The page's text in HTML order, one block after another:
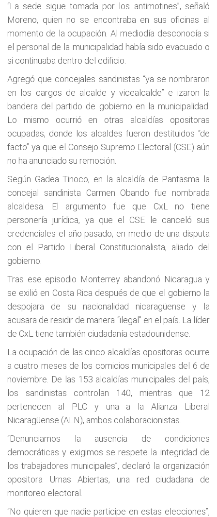
“La sede sigue tomada por los antimotines”, señaló
Moreno, quien no se encontraba en sus oficinas al
momento de la ocupación. Al mediodía desconocía si
el personal de la municipalidad había sido evacuado o
si continuaba dentro del edificio.
Agregó que concejales sandinistas “ya se nombraron
en los cargos de alcalde y vicealcalde” e izaron la
bandera del partido de gobierno en la municipalidad.
Lo mismo ocurrió en otras alcaldías opositoras
ocupadas, donde los alcaldes fueron destituidos “de
facto” ya que el Consejo Supremo Electoral (CSE) aún
no ha anunciado su remoción.
Según Gadea Tinoco, en la alcaldía de Pantasma la
concejal sandinista Carmen Obando fue nombrada
alcaldesa. El argumento fue que CxL no tiene
personería jurídica, ya que el CSE le canceló sus
credenciales el año pasado, en medio de una disputa
con el Partido Liberal Constitucionalista, aliado del
gobierno.
Tras ese episodio Monterrey abandonó Nicaragua y
se exilió en Costa Rica después de que el gobierno la
despojara de su nacionalidad nicaragüense y la
acusara de residir de manera “ilegal” en el país. La líder
de CxL tiene también ciudadanía estadounidense.
La ocupación de las cinco alcaldías opositoras ocurre
a cuatro meses de los comicios municipales del 6 de
noviembre. De las 153 alcaldías municipales del país,
los sandinistas controlan 140, mientras que 12
pertenecen al PLC y una a la Alianza Liberal
Nicaragüense (ALN), ambos colaboracionistas.
“Denunciamos la ausencia de condiciones
democráticas y exigimos se respete la integridad de
los trabajadores municipales’’, declaró la organización
opositora Urnas Abiertas, una red ciudadana de
monitoreo electoral.
“No quieren que nadie participe en estas elecciones”,